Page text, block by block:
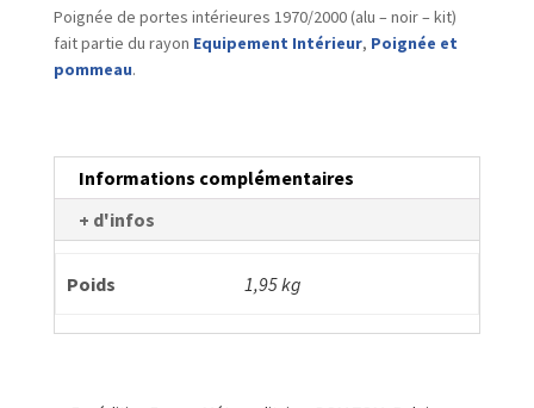
portes
intérieures
1970/2000
noir
kit)
Poignée de portes intérieures 1970/2000 (alu – noir – kit)
fait partie du rayon Equipement Intérieur, Poignée et
pommeau.
Informations complémentaires
+ d'infos
Poids 1,95 kg